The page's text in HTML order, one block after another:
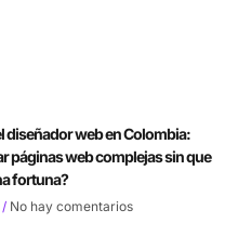
diseñador web en Colombia:
páginas web complejas sin que
fortuna?
No hay comentarios